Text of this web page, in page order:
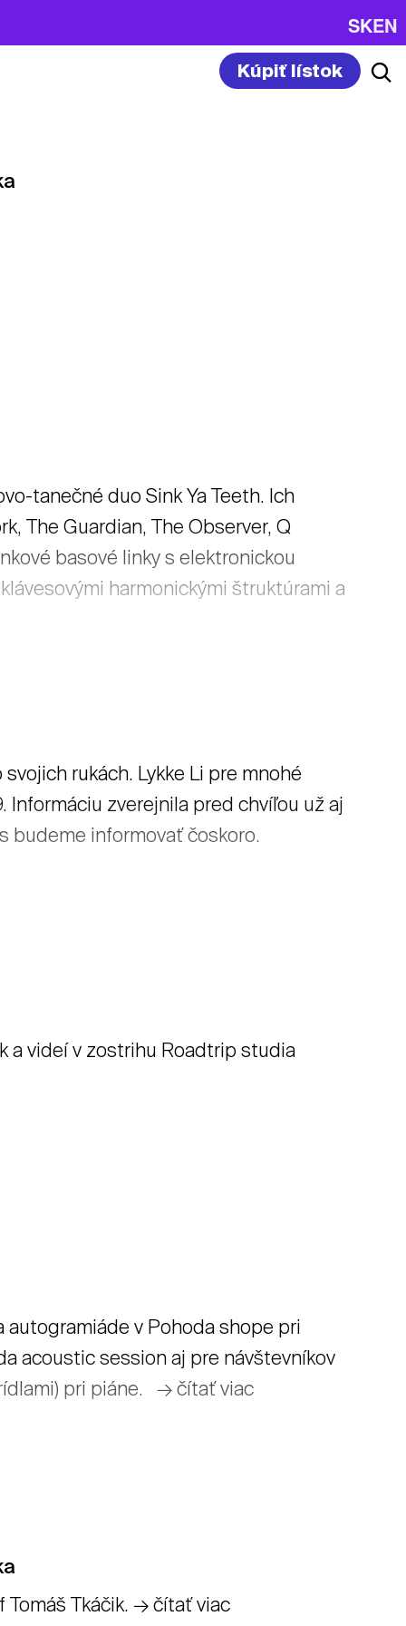
SKEN
Kúpiť lístok
tanečné duo Sink Ya Teeth. Ich
The Guardian, The Observer, Q
basové linky s elektronickou
harmonickými štruktúrami a
rukách. Lykke Li pre mnohé
Informáciu zverejnila pred chvíľou už aj
budeme informovať čoskoro.
a videí v zostrihu Roadtrip studia
v Pohoda shope pri
acoustic session aj pre návštevníkov
pri piáne. → čítať viac
Tkáčik. → čítať viac